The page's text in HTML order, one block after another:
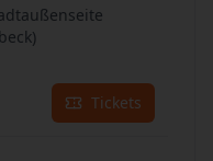
Tickets